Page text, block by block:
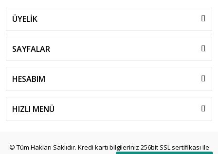
ÜYELİK
SAYFALAR
HESABIM
HIZLI MENÜ
© Tüm Hakları Saklıdır. Kredi kartı bilgileriniz 256bit SSL sertifikası ile